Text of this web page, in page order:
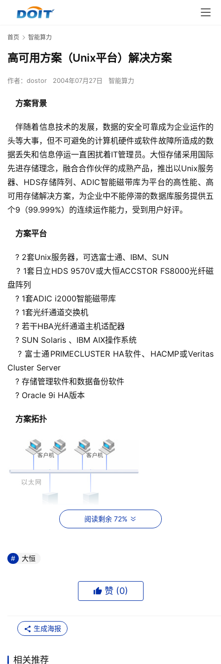
首页 智能算力
高可用方案（Unix平台）解决方案
作者： dostor 2004年07月27日 智能算力
方案背景
伴随着信息技术的发展，数据的安全可靠成为企业运作的
头等大事，但不可避免的计算机硬件或软件故障所造成的数
据丢失和信息停运一直困扰着IT管理员。大恒存储采用国际
先进存储理念，融合合作伙伴的成熟产品，推出以Unix服务
器、HDS存储阵列、ADIC智能磁带库为平台的高性能、高
可用存储解决方案，为企业中不能停滞的数据库服务提供五
个9（99.999%）的连续运作能力，受到用户好评。
方案平台
? 2套Unix服务器，可选富士通、IBM、SUN
? 1套日立HDS 9570V或大恒ACCSTOR FS8000光纤磁
盘阵列
? 1套ADIC i2000智能磁带库
? 1套光纤通道交换机
? 若干HBA光纤通道主机适配器
? SUN Solaris 、IBM AIX操作系统
? 富士通PRIMECLUSTER HA软件、HACMP或Veritas
Cluster Server
? 存储管理软件和数据备份软件
? Oracle 9i HA版本
方案拓扑
方案说明
Unix小型机做为服务平台，服务器使用Solaris操作系统并
阅读剩余 72%
大恒
赞 (0)
生成海报
相关推荐